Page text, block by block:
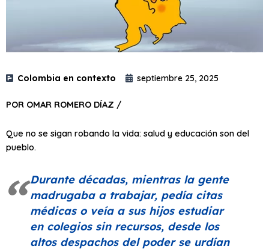
Colombia en contexto septiembre 25, 2025
POR OMAR ROMERO DÍAZ /
Que no se sigan robando la vida: salud y educación son del
pueblo.
Durante décadas, mientras la gente
madrugaba a trabajar, pedía citas
médicas o veía a sus hijos estudiar
en colegios sin recursos, desde los
altos despachos del poder se urdían